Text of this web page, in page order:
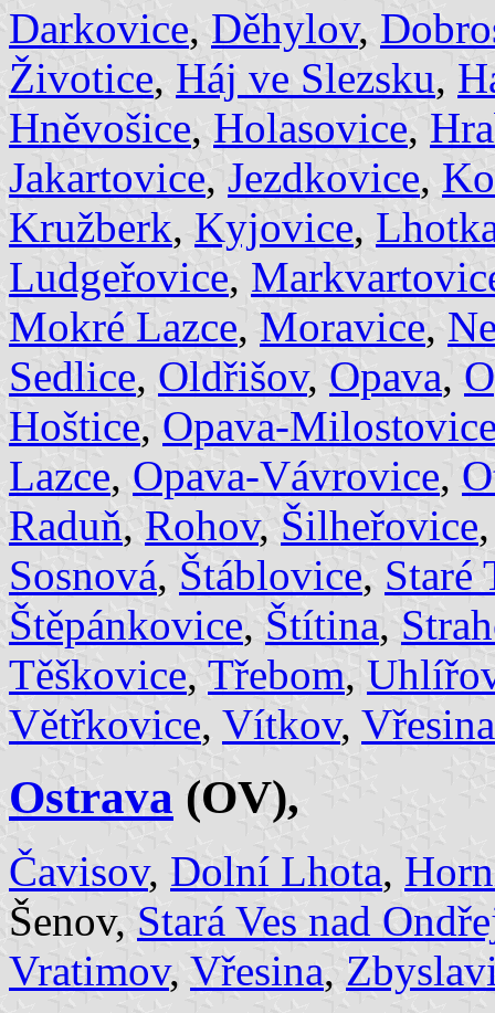
Darkovice, Děhylov,
Životice, Háj ve Slezsku,
Hněvošice, Holasovice,
Jakartovice, Jezdkovice,
Kružberk, Kyjovice,
Ludgeřovice,
Mokré Lazce, Moravice,
Sedlice, Oldřišov, Opava,
Hoštice, Opava-
Lazce, Opava-Vávrovice,
Raduň, Rohov, Šilheřovice
Sosnová, Štáblovice, Staré
Štěpánkovice, Štítina,
Těškovice, Třebom,
Větřkovice, Vítkov, Vřesina
Ostrava (OV),
Čavisov, Dolní Lhota,
Šenov, Stará Ves nad
Vratimov, Vřesina,